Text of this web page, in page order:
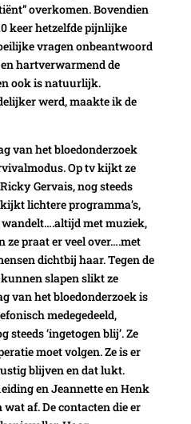
overkomen. Bovendien
keer hetzelfde pijnlijke
vragen onbeantwoord
hartverwarmend de
ook is natuurlijk.
werd, maakte ik de
van het bloedonderzoek
Op tv kijkt ze
Gervais, nog steeds
kijkt lichtere programma’s,
met muziek,
ze praat er veel over….met
dichtbij haar. Tegen de
slapen slikt ze
van het bloedonderzoek is
medegedeeld,
‘ingetogen blij’. Ze
moet volgen. Ze is er
blijven en dat lukt.
en Jeannette en Henk
af. De contacten die er